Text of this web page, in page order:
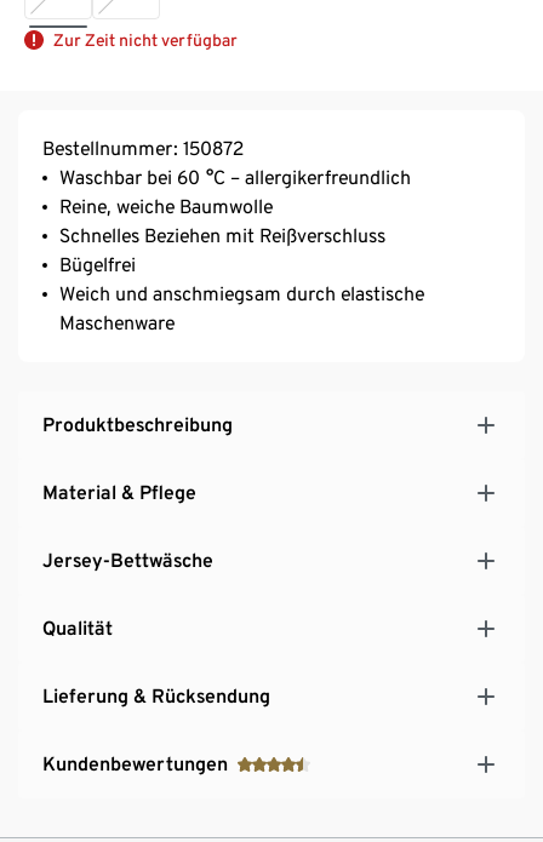
Zur Zeit nicht verfügbar
Bestellnummer: 150872
Waschbar bei 60 °C – allergikerfreundlich
Reine, weiche Baumwolle
Schnelles Beziehen mit Reißverschluss
Bügelfrei
Weich und anschmiegsam durch elastische
Maschenware
Produktbeschreibung
Material & Pflege
Jersey-Bettwäsche
Qualität
Lieferung & Rücksendung
Kundenbewertungen